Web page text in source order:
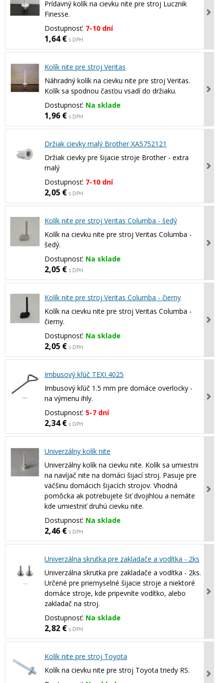
Prídavný kolík na cievku nite pre stroj Lucznik
Finesse.
Dostupnosť: 7-10 dní
1,64 € s DPH
Kolík nite pre stroj Veritas
Náhradný kolík na cievku nite pre stroj Veritas.
Kolík sa spodnou časťou vsadí do držiaku.
Dostupnosť: Na sklade
1,96 € s DPH
Držiak cievky malý Brother XA5752121
Držiak cievky pre šijacie stroje Brother - extra
malý
Dostupnosť: 7-10 dní
2,05 € s DPH
Kolík nite pre stroj Veritas Columba - šedý
Kolík na cievku nite pre stroj Veritas Columba -
šedý.
Dostupnosť: Na sklade
2,05 € s DPH
Kolík nite pre stroj Veritas Columba - čierny
Kolík na cievku nite pre stroj Veritas Columba -
čierny.
Dostupnosť: Na sklade
2,05 € s DPH
Imbusový kľúč TEXI 4025
Imbusový kľúč 1.5 mm pre domáce overlocky -
na výmenu ihly.
Dostupnosť: 5-7 dní
2,34 € s DPH
Univerzálny kolík nite
Univerzálny kolík na cievku nite. Kolík sa umiestni
na navíjač nite na domáci šijací stroj. Pasuje pre
väčšinu domácich šijacích strojov. Vhodná
pomôcka ak potrebujete šiť dvojihlou a nemáte
kde umiestniť druhú cievku nite.
Dostupnosť: Na sklade
2,46 € s DPH
Univerzálna skrutka pre zakladače a vodítka - 2ks
Univerzálna skrutka pre zakladače a vodítka - 2ks.
Určené pre priemyselné šijacie stroje a niektoré
domáce stroje, kde pripevníte vodítko, alebo
zakladač na stroj.
Dostupnosť: Na sklade
2,82 € s DPH
Kolík nite pre stroj Toyota
Kolík na cievku nite pre stroj Toyota triedy RS.